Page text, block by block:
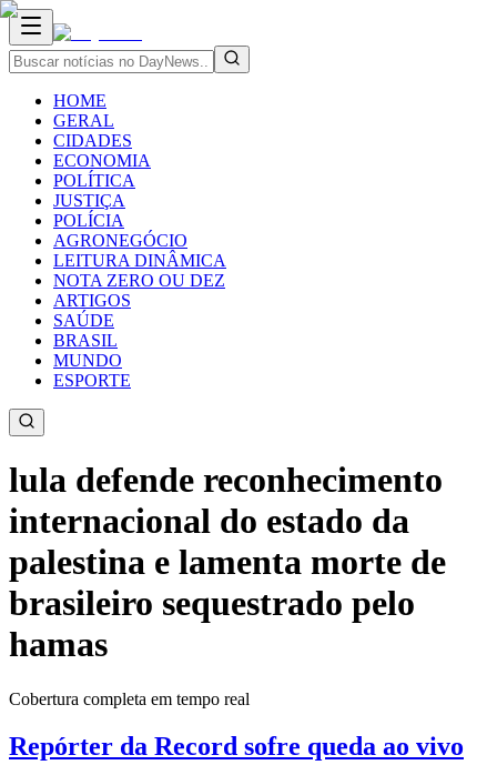
HOME
GERAL
CIDADES
ECONOMIA
POLÍTICA
JUSTIÇA
POLÍCIA
AGRONEGÓCIO
LEITURA DINÂMICA
NOTA ZERO OU DEZ
ARTIGOS
SAÚDE
BRASIL
MUNDO
ESPORTE
lula defende reconhecimento
internacional do estado da
palestina e lamenta morte de
brasileiro sequestrado pelo
hamas
Cobertura completa em tempo real
Repórter da Record sofre queda ao vivo